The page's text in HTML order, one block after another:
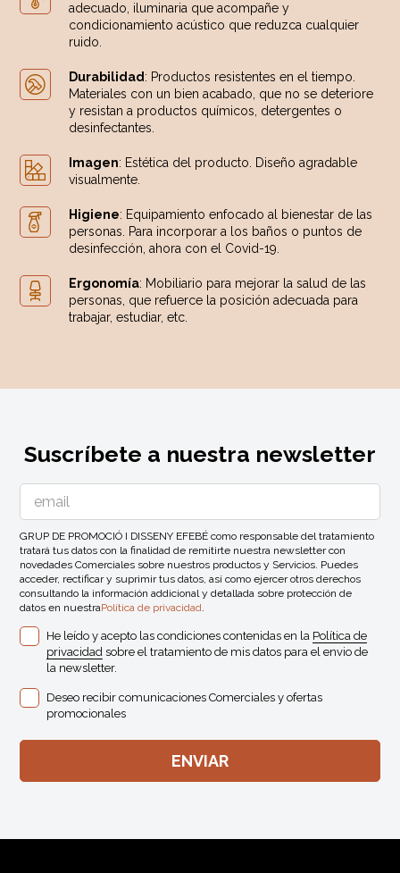
adecuado, iluminaria que acompañe y
condicionamiento acústico que reduzca cualquier
ruido.
Durabilidad : Productos resistentes en el tiempo.
Materiales con un bien acabado, que no se deteriore
y resistan a productos químicos, detergentes o
desinfectantes.
Imagen: Estética del producto. Diseño agradable
visualmente.
Higiene: Equipamiento enfocado al bienestar de las
personas. Para incorporar a los baños o puntos de
desinfección, ahora con el Covid-19.
Ergonomía: Mobiliario para mejorar la salud de las
personas, que refuerce la posición adecuada para
trabajar, estudiar, etc.
Suscríbete a nuestra newsletter
GRUP DE PROMOCIÓ I DISSENY EFEBÉ como responsable del tratamiento
tratará tus datos con la finalidad de remitirte nuestra newsletter con
novedades Comerciales sobre nuestros productos y Servicios. Puedes
acceder, rectificar y suprimir tus datos, así como ejercer otros derechos
consultando la información addicional y detallada sobre protección de
datos en nuestraPolítica de privacidad.
He leído y acepto las condiciones contenidas en la Política de
privacidad sobre el tratamiento de mis datos para el envio de
la newsletter.
Deseo recibir comunicaciones Comerciales y ofertas
promocionales